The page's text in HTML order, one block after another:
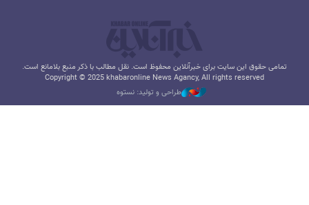
تمامی حقوق این سایت برای خبرآنلاین محفوظ است. نقل مطالب با ذکر منبع بلامانع است.
Copyright © 2025 khabaronline News Agancy, All rights reserved
طراحی و تولید: نستوه